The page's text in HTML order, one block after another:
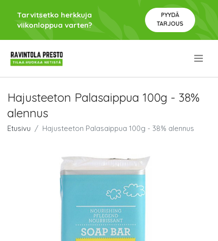
Tarvitsetko herkkuja
viikonloppua varten?
PYYDÄ
TARJOUS
Hajusteeton Palasaippua 100g - 38%
alennus
Etusivu Hajusteeton Palasaippua 100g - 38% alennus